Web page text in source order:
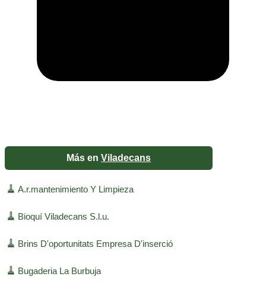
Más en Viladecans
🧹 A.r.mantenimiento Y Limpieza
🧹 Bioquí Viladecans S.l.u.
🧹 Brins D'oportunitats Empresa D'inserció
🧹 Bugaderia La Burbuja